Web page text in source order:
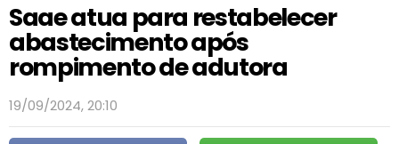
Saae atua para restabelecer
abastecimento após
rompimento de adutora
19/09/2024, 20:10